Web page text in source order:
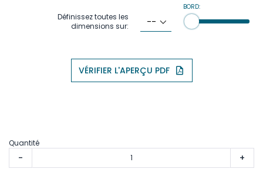
Définissez toutes les
dimensions sur:
BORD:
VÉRIFIER L'APERÇU PDF
Quantité
- +